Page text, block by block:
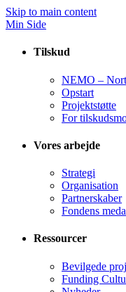
Skip to main content
Min Side
Tilskud
NEMO –
Opstart
Projektstøtte
For
Vores arbejde
Strategi
Organisation
Partnerskaber
Fondens
Ressourcer
Bevilgede
Funding